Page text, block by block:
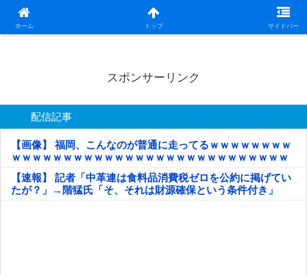
ホーム トップ サイドバー
日本第一！ニュース録
スポンサーリンク
配信記事
【画像】 福岡、こんなのが普通に走ってるｗｗｗｗｗｗｗｗ
ｗｗｗｗｗｗｗｗｗｗｗｗｗｗｗｗｗｗｗｗｗｗｗｗｗｗｗ
ｗｗｗｗｗ
【速報】 記者「中革連は食料品消費税ゼロを公約に掲げてい
たが？」→階猛氏「そ、それは財源確保という条件付き」